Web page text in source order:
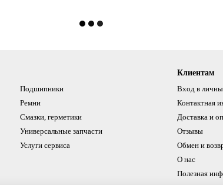
Подшипники
Ремни
Смазки, герметики
Универсальные запчасти
Услуги сервиса
Клиентам
Вход в
Контактная
Доставка и
Отзывы
Обмен и
О нас
Полезная